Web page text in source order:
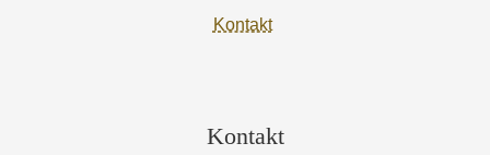
Kontakt
Kontakt